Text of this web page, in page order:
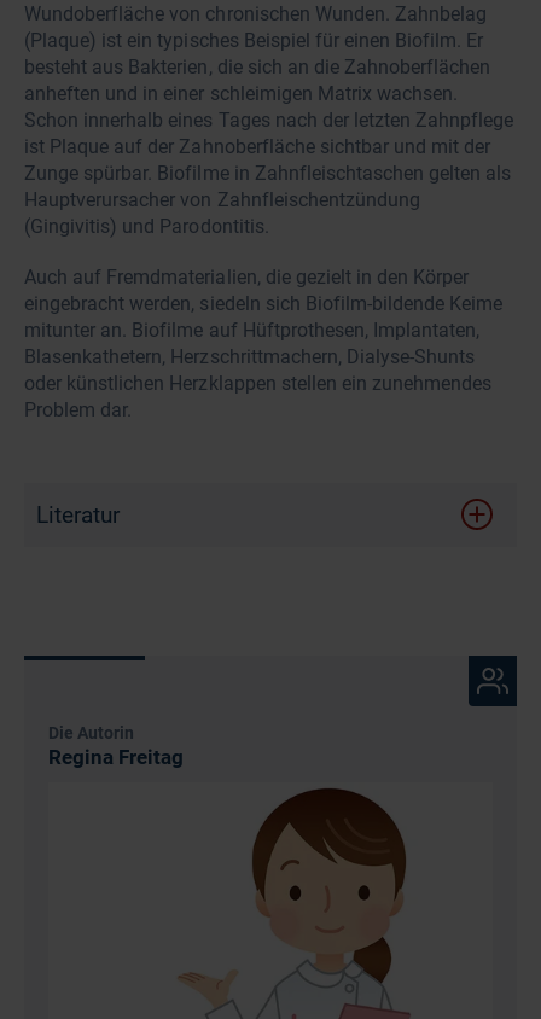
Wundoberfläche von chronischen Wunden. Zahnbelag
(Plaque) ist ein typisches Beispiel für einen Biofilm. Er
besteht aus Bakterien, die sich an die Zahnoberflächen
anheften und in einer schleimigen Matrix wachsen.
Schon innerhalb eines Tages nach der letzten Zahnpflege
ist Plaque auf der Zahnoberfläche sichtbar und mit der
Zunge spürbar. Biofilme in Zahnfleischtaschen gelten als
Hauptverursacher von Zahnfleischentzündung
(Gingivitis) und Parodontitis.
Auch auf Fremdmaterialien, die gezielt in den Körper
eingebracht werden, siedeln sich Biofilm-bildende Keime
mitunter an. Biofilme auf Hüftprothesen, Implantaten,
Blasenkathetern, Herzschrittmachern, Dialyse-Shunts
oder künstlichen Herzklappen stellen ein zunehmendes
Problem dar.
Literatur
Die Autorin
Regina Freitag